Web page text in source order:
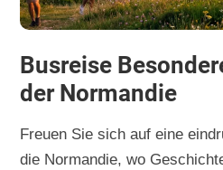
Busreise
der Normandie
Freuen Sie sich auf eine
die Normandie, wo